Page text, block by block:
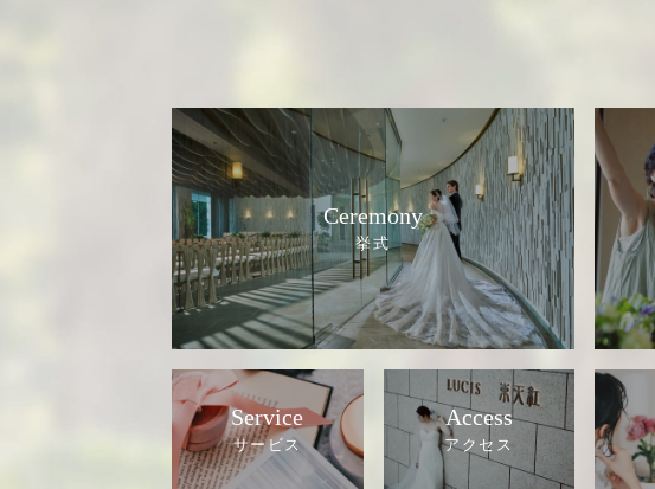
Ceremony
Service Access